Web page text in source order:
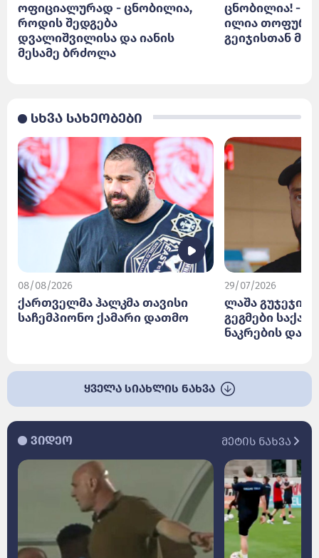
ოფიციალურად - ცნობილია,
როდის შედგება
დვალიშვილისა და იანის
მესამე ბრძოლა
ცნობილია! -
ილია
გეიჯისთან
სხვა სახეობები
08/08/2026
ქართველმა ჰალკმა თავისი
საჩემპიონო ქამარი დათმო
29/07/2026
ლაშა
გეგმები
ნაკრების
ყველა სიახლის ნახვა
ვიდეო მეტის ნახვა